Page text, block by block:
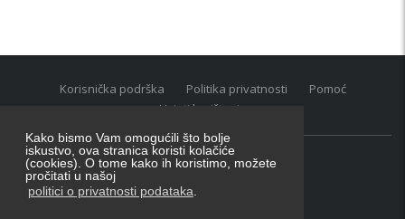
Kako bismo Vam omogućili što bolje
iskustvo, ova stranica koristi kolačiće
(cookies). O tome kako ih koristimo, možete
pročitati u našoj
politici o privatnosti podataka
Korisnička podrška Politika privatnosti
Pomoć
Uvjeti korištenja
Oglasnik grupacija:posao.hr|oglasnik.hr|auti.hr
Tečaj za konverziju u EUR valutu: 1 euro = 7.53450 kn